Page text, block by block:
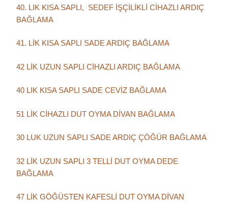
40. LIK KISA SAPLI, SEDEF İŞÇİLİKLİ CİHAZLI ARDIÇ
BAĞLAMA
41. LİK KISA SAPLI SADE ARDIÇ BAĞLAMA
42 LİK UZUN SAPLI CİHAZLI ARDIÇ BAĞLAMA
40 LIK KISA SAPLI SADE CEVİZ BAĞLAMA
51 LİK CİHAZLI DUT OYMA DİVAN BAĞLAMA
30 LUK UZUN SAPLI SADE ARDIÇ ÇÖĞÜR BAĞLAMA
32 LİK UZUN SAPLI 3 TELLİ DUT OYMA DEDE
BAĞLAMA
47 LİK GÖĞÜSTEN KAFESLİ DUT OYMA DİVAN